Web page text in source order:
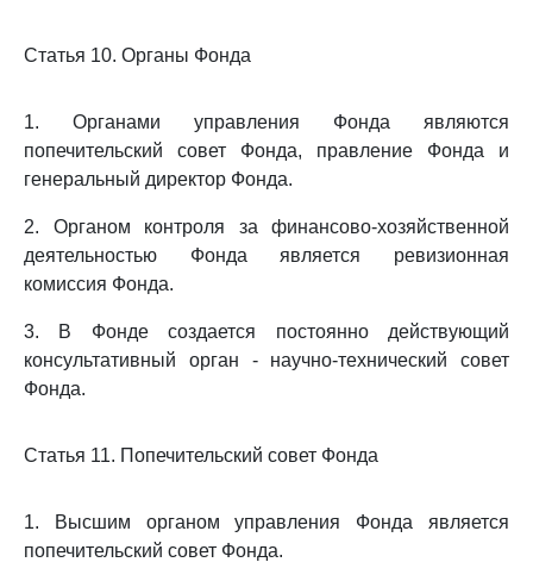
Статья 10. Органы Фонда
1. Органами управления Фонда являются
попечительский совет Фонда, правление Фонда и
генеральный директор Фонда.
2. Органом контроля за финансово-хозяйственной
деятельностью Фонда является ревизионная
комиссия Фонда.
3. В Фонде создается постоянно действующий
консультативный орган - научно-технический совет
Фонда.
Статья 11. Попечительский совет Фонда
1. Высшим органом управления Фонда является
попечительский совет Фонда.